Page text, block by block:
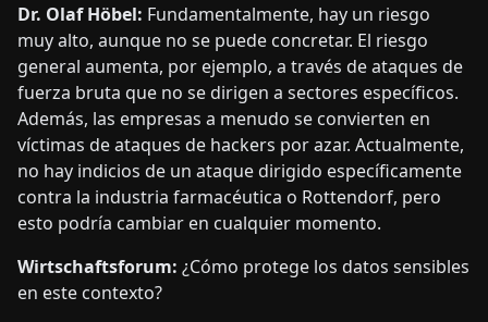
Dr. Olaf Höbel: Fundamentalmente, hay un riesgo
muy alto, aunque no se puede concretar. El riesgo
general aumenta, por ejemplo, a través de ataques de
fuerza bruta que no se dirigen a sectores específicos.
Además, las empresas a menudo se convierten en
víctimas de ataques de hackers por azar. Actualmente,
no hay indicios de un ataque dirigido específicamente
contra la industria farmacéutica o Rottendorf, pero
esto podría cambiar en cualquier momento.
Wirtschaftsforum: ¿Cómo protege los datos sensibles
en este contexto?